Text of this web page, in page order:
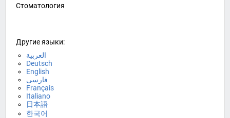
Стоматология
Другие языки:
العربية
Deutsch
English
فارسی
Français
Italiano
日本語
한국어